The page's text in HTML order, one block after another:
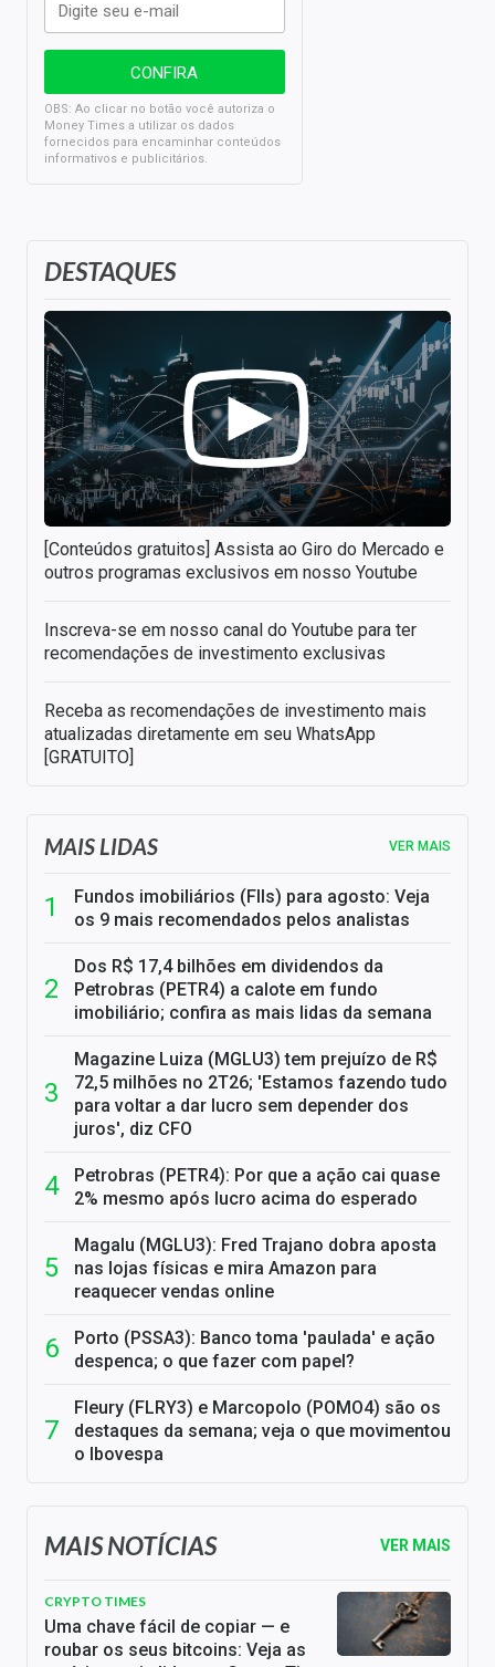
DESTAQUES
[Conteúdos gratuitos] Assista ao Giro do Mercado e
outros programas exclusivos em nosso Youtube
Inscreva-se em nosso canal do Youtube para ter
recomendações de investimento exclusivas
Receba as recomendações de investimento mais
atualizadas diretamente em seu WhatsApp
[GRATUITO]
OBS: Ao clicar no botão você autoriza o
Money Times a utilizar os dados
fornecidos para encaminhar conteúdos
informativos e publicitários.
MAIS LIDAS VER MAIS
Fundos imobiliários (FIIs) para agosto: Veja
os 9 mais recomendados pelos analistas
Dos R$ 17,4 bilhões em dividendos da
Petrobras (PETR4) a calote em fundo
imobiliário; confira as mais lidas da semana
Magazine Luiza (MGLU3) tem prejuízo de R$
72,5 milhões no 2T26; 'Estamos fazendo tudo
para voltar a dar lucro sem depender dos
juros', diz CFO
Petrobras (PETR4): Por que a ação cai quase
2% mesmo após lucro acima do esperado
Magalu (MGLU3): Fred Trajano dobra aposta
nas lojas físicas e mira Amazon para
reaquecer vendas online
Porto (PSSA3): Banco toma 'paulada' e ação
despenca; o que fazer com papel?
Fleury (FLRY3) e Marcopolo (POMO4) são os
destaques da semana; veja o que movimentou
o Ibovespa
MAIS NOTÍCIAS VER MAIS
CRYPTO TIMES
Uma chave fácil de copiar — e
roubar os seus bitcoins: Veja as